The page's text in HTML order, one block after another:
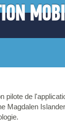
pilote de
Magdalen